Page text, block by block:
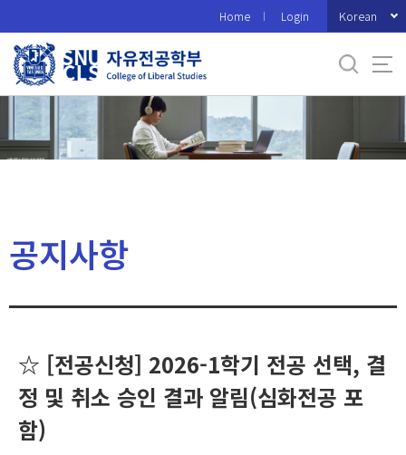
로
메
Home Login Korean
공지사항
☆ [전공신청] 2026-1학기 전공 선택, 결
정 및 취소 승인 결과 알림(심화전공 포
함)